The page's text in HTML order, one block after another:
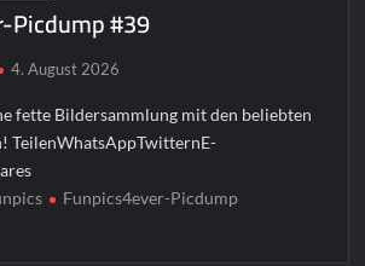
Picdump #39
4. August 2026
fette Bildersammlung mit den beliebten
TeilenWhatsAppTwitternE-
Funpics4ever-Picdump